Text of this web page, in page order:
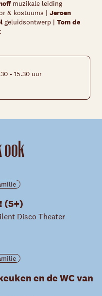
muzikale leiding
& kostuums | Jeroen
geluidsontwerp | Tom de
- 15.30 uur
(5+)
Disco Theater
en de WC van